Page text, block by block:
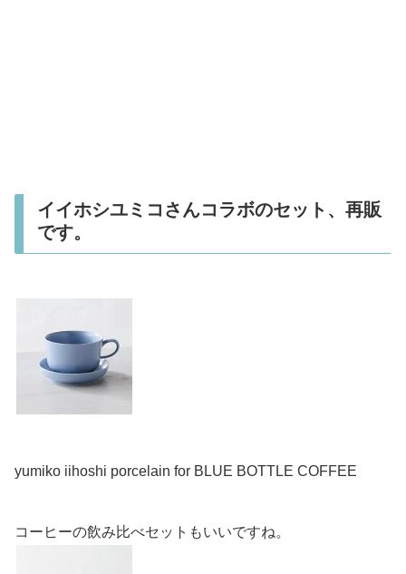
イイホシユミコさんコラボのセット、再販
です。
yumiko iihoshi porcelain for BLUE BOTTLE COFFEE
コーヒーの飲み比べセットもいいですね。